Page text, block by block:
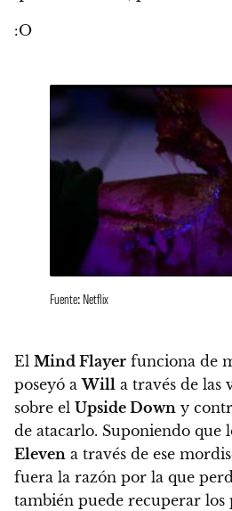
:O
Fuente: Netflix
El Mind Flayer funciona de
poseyó aWill a través de las
sobre el Upside Down y
de atacarlo. Suponiendo que
Eleven a través de ese
fuera la razón por la que
también puede recuperar los